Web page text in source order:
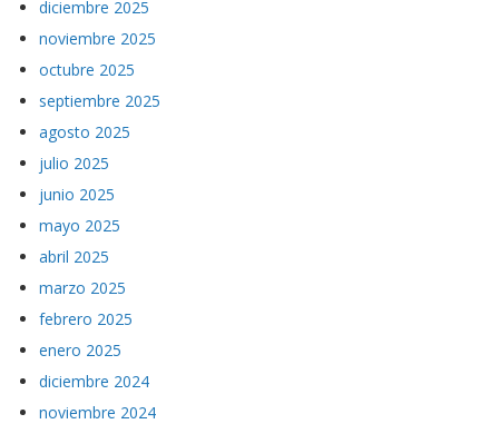
diciembre 2025
noviembre 2025
octubre 2025
septiembre 2025
agosto 2025
julio 2025
junio 2025
mayo 2025
abril 2025
marzo 2025
febrero 2025
enero 2025
diciembre 2024
noviembre 2024